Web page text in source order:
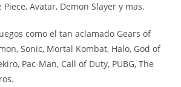
Piece, Avatar, Demon Slayer y mas.
como el tan aclamado Gears of
Sonic, Mortal Kombat, Halo, God of
Pac-Man, Call of Duty, PUBG, The